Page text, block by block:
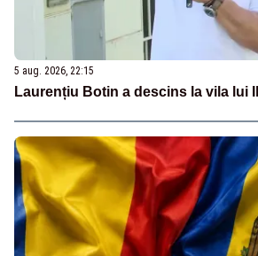
5 aug. 2026, 22:15
Laurențiu Botin a descins la vila lui